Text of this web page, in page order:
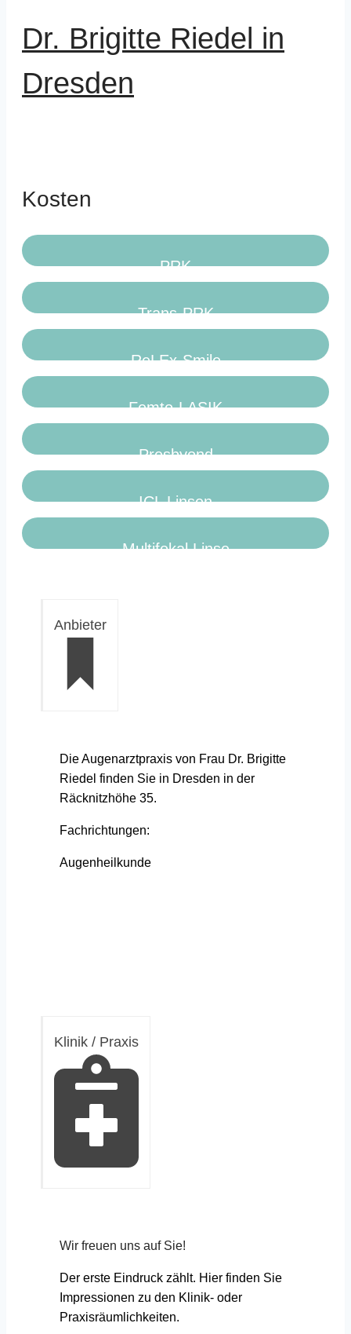
Dr. Brigitte Riedel in
Dresden
Kosten
PRK
Trans-PRK
ReLEx-Smile
Femto-LASIK
Presbyond
ICL Linsen
Multifokal Linse
Anbieter
Die Augenarztpraxis von Frau Dr. Brigitte
Riedel finden Sie in Dresden in der
Räcknitzhöhe 35.
Fachrichtungen:
Augenheilkunde
Klinik / Praxis
Wir freuen uns auf Sie!
Der erste Eindruck zählt. Hier finden Sie
Impressionen zu den Klinik- oder
Praxisräumlichkeiten.